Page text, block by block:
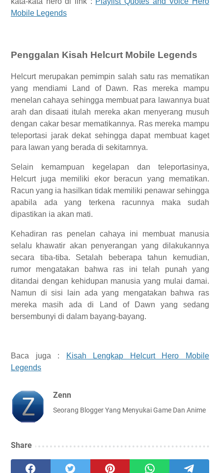
Mobile Legends
Penggalan Kisah Helcurt Mobile Legends
Helcurt merupakan pemimpin salah satu ras mematikan
yang mendiami Land of Dawn. Ras mereka mampu
menelan cahaya sehingga membuat para lawannya buat
arah dan disaati itulah mereka akan menyerang musuh
dengan cakar besar mematikannya. Ras mereka mampu
teleportasi jarak dekat sehingga dapat membuat kaget
para lawan yang berada di sekitarnnya.
Selain kemampuan kegelapan dan teleportasinya,
Helcurt juga memiliki ekor beracun yang mematikan.
Racun yang ia hasilkan tidak memiliki penawar sehingga
apabila ada yang terkena racunnya maka sudah
dipastikan ia akan mati.
Kehadiran ras penelan cahaya ini membuat manusia
selalu khawatir akan penyerangan yang dilakukannya
secara tiba-tiba. Setalah beberapa tahun kemudian,
rumor mengatakan bahwa ras ini telah punah yang
ditandai dengan kehidupan manusia yang mulai damai.
Namun di sisi lain ada yang mengatakan bahwa ras
mereka masih ada di Land of Dawn yang sedang
bersembunyi di dalam bayang-bayang.
Baca juga :
Kisah Lengkap Helcurt Hero Mobile
Legends
Zenn
Seorang Blogger Yang Menyukai Game Dan Anime
Share